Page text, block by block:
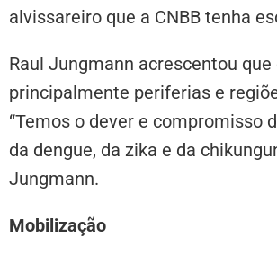
alvissareiro que a CNBB tenha
Raul Jungmann acrescentou
principalmente periferias e
“Temos o dever e compromisso
da dengue, da zika e da
Jungmann.
Mobilização